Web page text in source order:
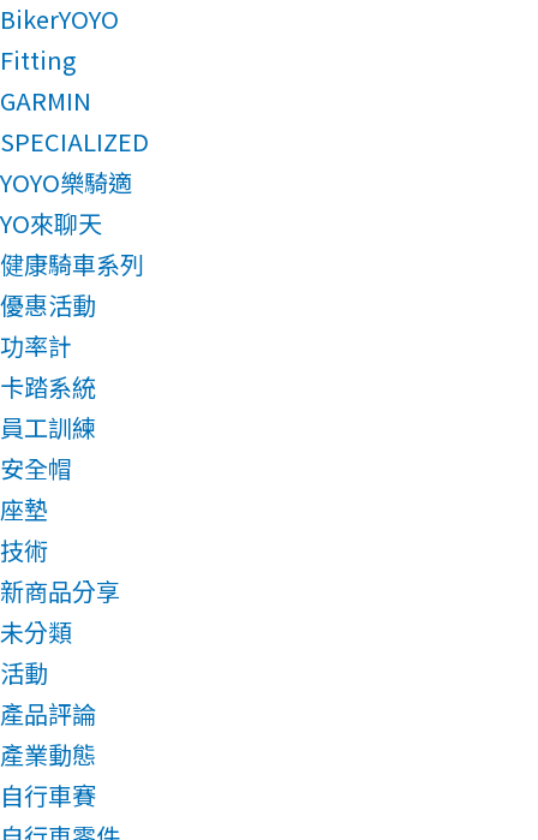
BikerYOYO
Fitting
GARMIN
SPECIALIZED
YOYO樂騎適
YO來聊天
健康騎車系列
優惠活動
功率計
卡踏系統
員工訓練
安全帽
座墊
技術
新商品分享
未分類
活動
產品評論
產業動態
自行車賽